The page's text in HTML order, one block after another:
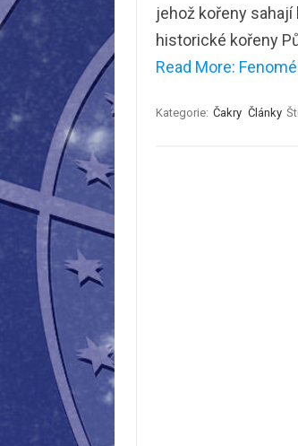
jehož kořeny
historické kořeny
Read More:
Kategorie: Čakry Články